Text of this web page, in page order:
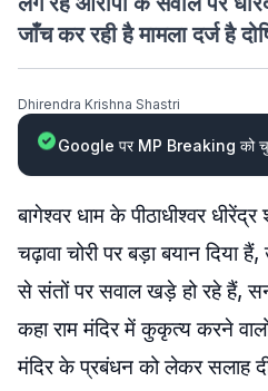
जाँच कर रही है मामला दर्ज है
Dhirendra Krishna Shastri
Google पर MP Breaking को
बागेश्वर धाम के पीठाधीश्वर धीरेंद्र
चढ़ावा चोरी पर बड़ा बयान दिया
से संतों पर सवाल खड़े हो रहे हैं,
कहा राम मंदिर में कुकृत्य करने
मंदिर के प्रबंधन को लेकर सलाह